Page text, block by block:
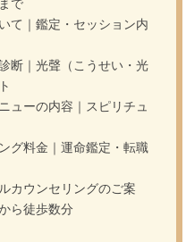
て｜鑑定・セッション内
断｜光聲（こうせい・光
ューの内容｜スピリチュ
グ料金｜運命鑑定・転職
カウンセリングのご案
ら徒歩数分